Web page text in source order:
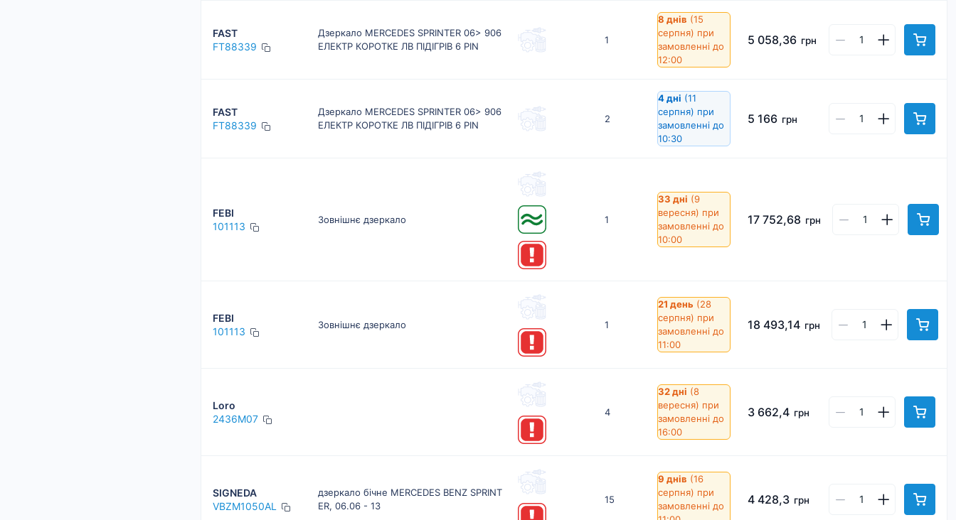
FAST
FT88339
Дзеркало MERCEDES SPRINTER 06> 906
ЕЛЕКТР КОРОТКЕ ЛВ ПІДІГРІВ 6 PIN
1
8 днів (15
серпня) при
замовленні до
12:00
5 058,36 грн
FAST
FT88339
Дзеркало MERCEDES SPRINTER 06> 906
ЕЛЕКТР КОРОТКЕ ЛВ ПІДІГРІВ 6 PIN
2
4 дні (11
серпня) при
замовленні до
10:30
5 166 грн
FEBI
101113
Зовнішнє дзеркало 1
33 дні (9
вересня) при
замовленні до
10:00
17 752,68 грн
FEBI
101113
Зовнішнє дзеркало 1
21 день (28
серпня) при
замовленні до
11:00
18 493,14 грн
Loro
2436M07
4
32 дні (8
вересня) при
замовленні до
16:00
3 662,4 грн
SIGNEDA
VBZM1050AL
дзеркало бічне MERCEDES BENZ SPRINT
ER, 06.06 - 13
15
9 днів (16
серпня) при
замовленні до
4 428,3 грн